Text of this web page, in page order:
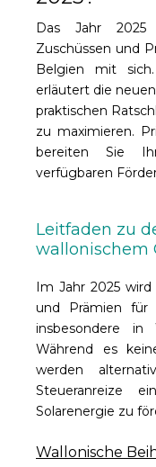
Das Jahr
Zuschüssen und
Belgien mit
erläutert die
praktischen
zu maximieren.
bereiten Sie
verfügbaren
Leitfaden zu
wallonischem
Im Jahr 2025
und Prämien für
insbesondere in
Während es
werden
Steueranreize
Solarenergie zu
Wallonische